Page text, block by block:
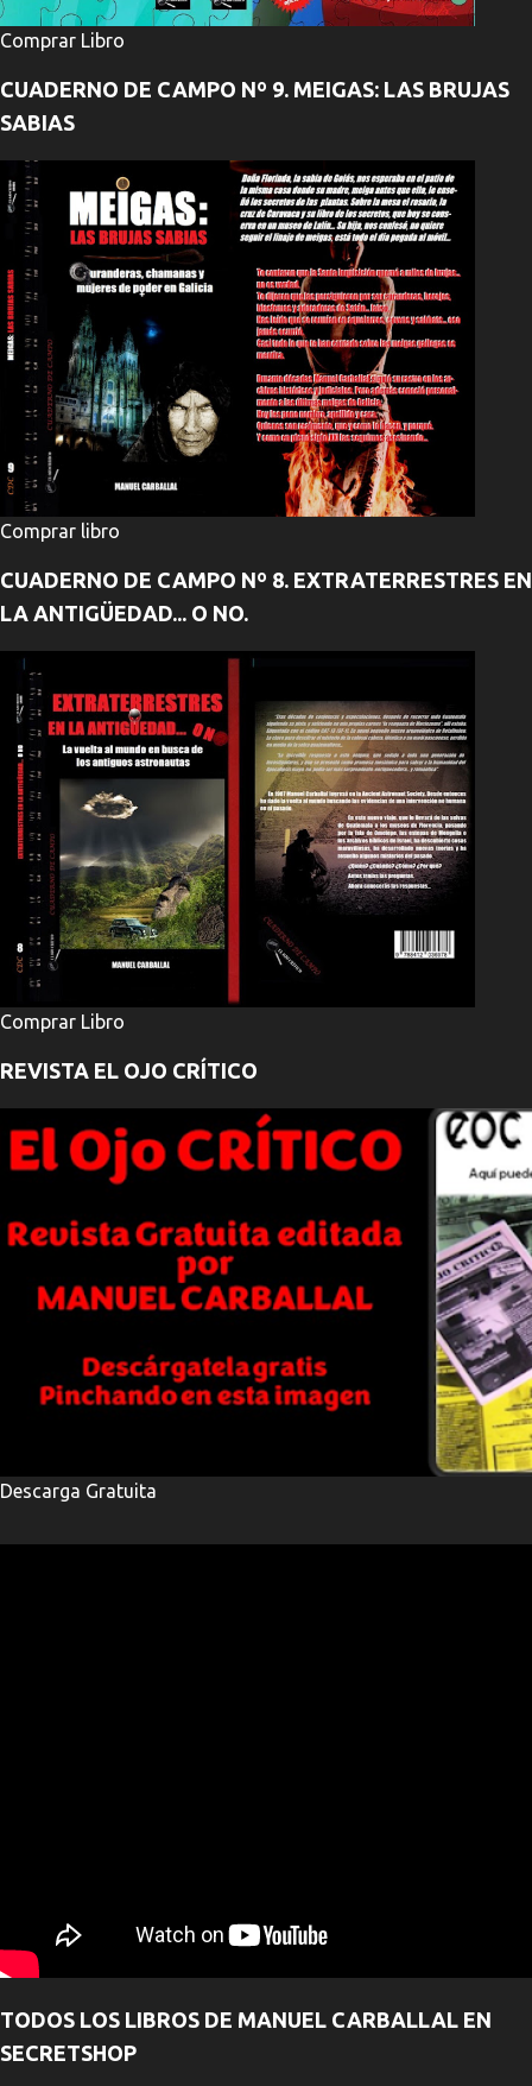
Comprar Libro
CUADERNO DE CAMPO Nº 9. MEIGAS: LAS BRUJAS
SABIAS
Comprar libro
CUADERNO DE CAMPO Nº 8. EXTRATERRESTRES EN
LA ANTIGÜEDAD... O NO.
Comprar Libro
REVISTA EL OJO CRÍTICO
Descarga Gratuita
TODOS LOS LIBROS DE MANUEL CARBALLAL EN
SECRETSHOP